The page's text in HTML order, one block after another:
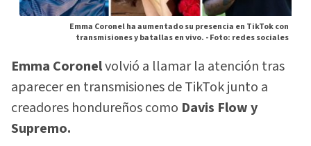
Emma Coronel ha aumentado su presencia en TikTok con
transmisiones y batallas en vivo. -Foto: redes sociales
Emma Coronelvolvió a llamar la atención tras
aparecer en transmisiones de TikTok junto a
creadores hondureños como Davis Flow y
Supremo.